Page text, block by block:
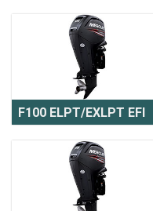
F100 ELPT/EXLPT EFI